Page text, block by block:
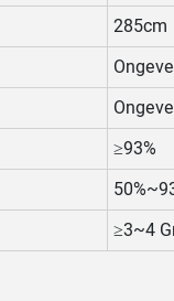
285cm
≥93%
≥3~4